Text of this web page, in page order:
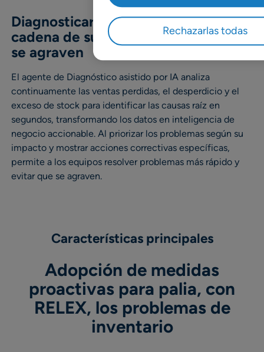
Diagnosticar problemas en la
cadena de suministro antes de que
se agraven
El agente de Diagnóstico asistido por IA analiza
continuamente las ventas perdidas, el desperdicio y el
exceso de stock para identificar las causas raíz en
segundos, transformando los datos en inteligencia de
negocio accionable. Al priorizar los problemas según su
impacto y mostrar acciones correctivas específicas,
permite a los equipos resolver problemas más rápido y
evitar que se agraven.
Características principales
Adopción de medidas
proactivas para palia, con
RELEX, los problemas de
inventario
Rechazarlas todas